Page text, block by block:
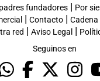
fundadores| Por
| Contacto| Cadena
red | Aviso Legal |
Seguinos en